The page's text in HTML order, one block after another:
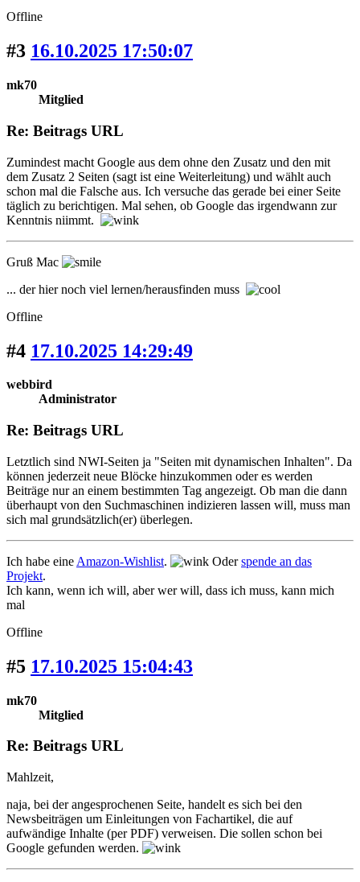
Offline
#3 16.10.2025 17:50:07
mk70
Mitglied
Re: Beitrags URL
Zumindest macht Google aus dem ohne den Zusatz und den mit
dem Zusatz 2 Seiten (sagt ist eine Weiterleitung) und wählt auch
schon mal die Falsche aus. Ich versuche das gerade bei einer Seite
täglich zu berichtigen. Mal sehen, ob Google das irgendwann zur
Kenntnis niimmt.
Gruß Mac
... der hier noch viel lernen/herausfinden muss
Offline
#4 17.10.2025 14:29:49
webbird
Administrator
Re: Beitrags URL
Letztlich sind NWI-Seiten ja "Seiten mit dynamischen Inhalten". Da
können jederzeit neue Blöcke hinzukommen oder es werden
Beiträge nur an einem bestimmten Tag angezeigt. Ob man die dann
überhaupt von den Suchmaschinen indizieren lassen will, muss man
sich mal grundsätzlich(er) überlegen.
Ich habe eine Amazon-Wishlist. Oderspende an das
Projekt.
Ich kann, wenn ich will, aber wer will, dass ich muss, kann mich
mal
Offline
#5 17.10.2025 15:04:43
mk70
Mitglied
Re: Beitrags URL
Mahlzeit,
naja, bei der angesprochenen Seite, handelt es sich bei den
Newsbeiträgen um Einleitungen von Fachartikel, die auf
aufwändige Inhalte (per PDF) verweisen. Die sollen schon bei
Google gefunden werden.